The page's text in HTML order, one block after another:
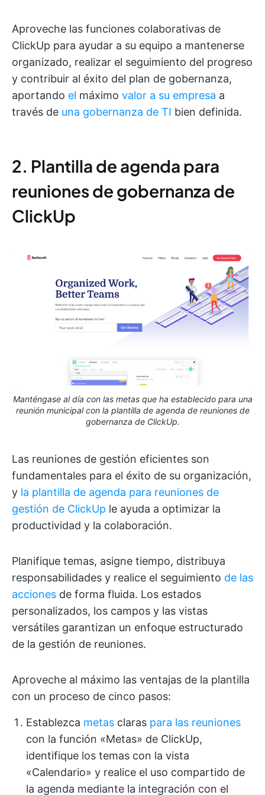
Aproveche las funciones colaborativas de
ClickUp para ayudar a su equipo a mantenerse
organizado, realizar el seguimiento del progreso
y contribuir al éxito del plan de gobernanza,
aportando el máximo valor a su empresa a
través de una gobernanza de TI bien definida.
2. Plantilla de agenda para
reuniones de gobernanza de
ClickUp
Manténgase al día con las metas que ha establecido para una
reunión municipal con la plantilla de agenda de reuniones de
gobernanza de ClickUp.
Las reuniones de gestión eficientes son
fundamentales para el éxito de su organización,
y la plantilla de agenda para reuniones de
gestión de ClickUp le ayuda a optimizar la
productividad y la colaboración.
Planifique temas, asigne tiempo, distribuya
responsabilidades y realice el seguimiento de las
acciones de forma fluida. Los estados
personalizados, los campos y las vistas
versátiles garantizan un enfoque estructurado
de la gestión de reuniones.
Aproveche al máximo las ventajas de la plantilla
con un proceso de cinco pasos:
Establezca metas claras para las reuniones
con la función «Metas» de ClickUp,
identifique los temas con la vista
«Calendario» y realice el uso compartido de
la agenda mediante la integración con el